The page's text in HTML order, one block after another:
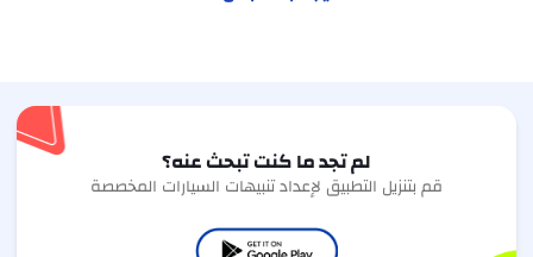
لم تجد ما كنت تبحث عنه؟
قم بتنزيل التطبيق لإعداد تنبيهات السيارات المخصصة